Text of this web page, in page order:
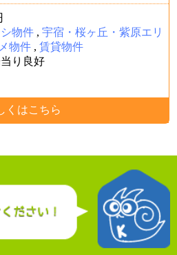
物件 ,宇宿・桜ヶ丘・紫原エリ
物件 ,賃貸物件
り良好
くはこちら